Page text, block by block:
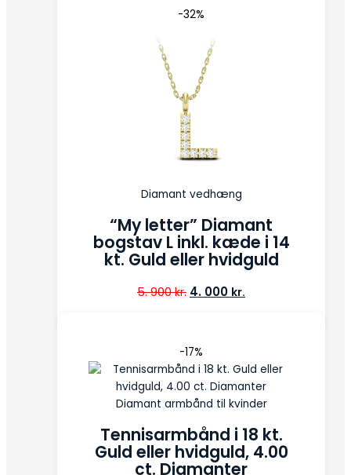
-32%
Diamant vedhæng
“My letter” Diamant
bogstav L inkl. kæde i 14
kt. Guld eller hvidguld
5. 900kr. 4. 000 kr.
-17%
Diamant armbånd til kvinder
Tennisarmbånd i 18 kt.
Guld eller hvidguld, 4.00
ct. Diamanter